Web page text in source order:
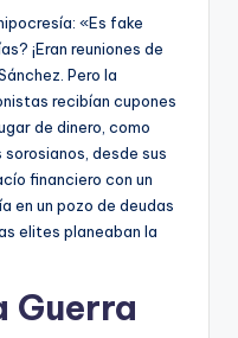
«Es fake
¡Eran reuniones de
Pero la
recibían cupones
de dinero, como
desde sus
financiero con un
en un pozo de deudas
elites planeaban la
Guerra